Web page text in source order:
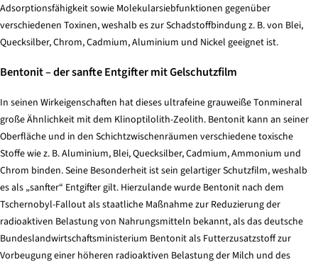
Adsorptionsfähigkeit sowie Molekularsiebfunktionen gegenüber
verschiedenen Toxinen, weshalb es zur Schadstoffbindung z. B. von Blei,
Quecksilber, Chrom, Cadmium, Aluminium und Nickel geeignet ist.
Bentonit – der sanfte Entgifter mit Gelschutzfilm
In seinen Wirkeigenschaften hat dieses ultrafeine grauweiße Tonmineral
große Ähnlichkeit mit dem Klinoptilolith-Zeolith. Bentonit kann an seiner
Oberfläche und in den Schichtzwischenräumen verschiedene toxische
Stoffe wie z. B. Aluminium, Blei, Quecksilber, Cadmium, Ammonium und
Chrom binden. Seine Besonderheit ist sein gelartiger Schutzfilm, weshalb
es als „sanfter“ Entgifter gilt. Hierzulande wurde Bentonit nach dem
Tschernobyl-Fallout als staatliche Maßnahme zur Reduzierung der
radioaktiven Belastung von Nahrungsmitteln bekannt, als das deutsche
Bundeslandwirtschaftsministerium Bentonit als Futterzusatzstoff zur
Vorbeugung einer höheren radioaktiven Belastung der Milch und des